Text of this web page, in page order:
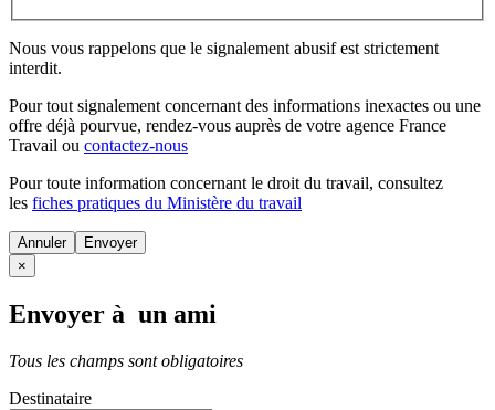
Nous vous rappelons que le signalement abusif est strictement
interdit.
Pour tout signalement concernant des informations inexactes ou une
offre déjà pourvue, rendez-vous auprès de votre agence France
Travail ou contactez-nous
Pour toute information concernant le droit du travail, consultez
les fiches pratiques du Ministère du travail
Annuler
×
Envoyer à un ami
Tous les champs sont obligatoires
Destinataire